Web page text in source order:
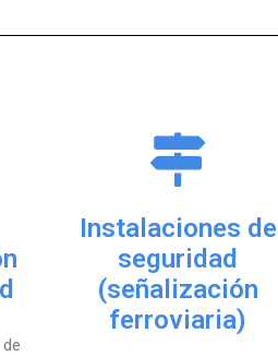
Instalaciones de
seguridad
(señalización
ferroviaria)